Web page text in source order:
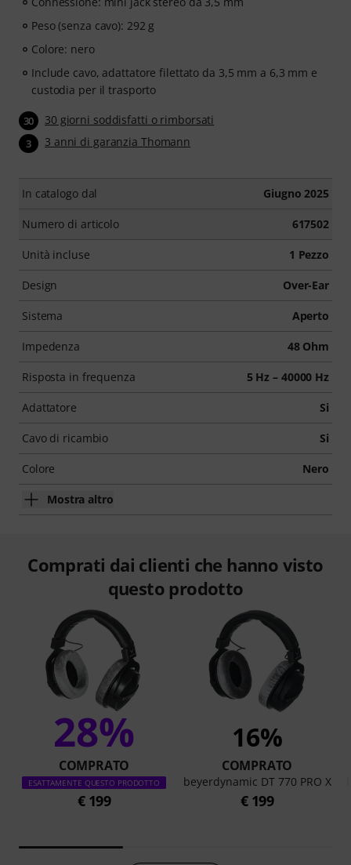
Peso (senza cavo): 292 g
Colore: nero
Include cavo, adattatore filettato da 3,5 mm a 6,3 mm e
custodia per il trasporto
30 30 giorni soddisfatti o rimborsati
3 3 anni di garanzia Thomann
In catalogo dal Giugno 2025
Numero di articolo 617502
Unità incluse 1 Pezzo
Design Over-Ear
Sistema Aperto
Impedenza 48 Ohm
Risposta in frequenza 5 Hz – 40000 Hz
Adattatore Si
Cavo di ricambio Si
Colore Nero
Mostra altro
Comprati dai clienti che hanno visto
questo prodotto
28%
COMPRATO
ESATTAMENTE QUESTO PRODOTTO
€ 199
16%
COMPRATO
beyerdynamic DT 770 PRO X
€ 199